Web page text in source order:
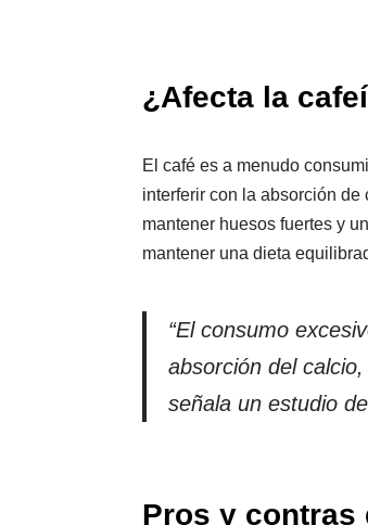
¿Afecta la
El café es a menudo
interferir con la absorción
mantener huesos fuertes y
mantener una dieta
“El consumo
absorción del
señala un estudio
Pros y contras